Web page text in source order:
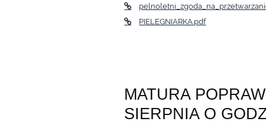
PIELEGNIARKA.pdf
MATURA
SIERPNIA O